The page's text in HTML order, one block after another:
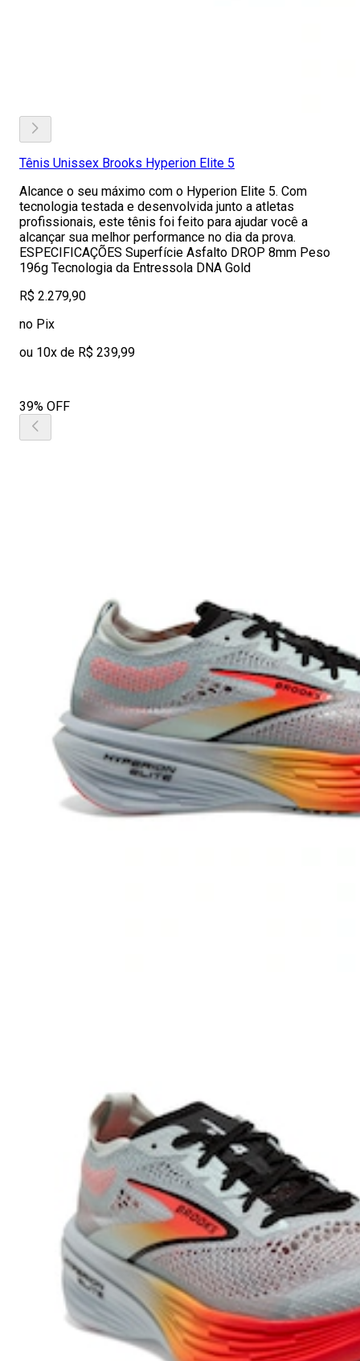
Tênis Unissex Brooks Hyperion Elite 5
Alcance o seu máximo com o Hyperion Elite 5. Com
tecnologia testada e desenvolvida junto a atletas
profissionais, este tênis foi feito para ajudar você a
alcançar sua melhor performance no dia da prova.
ESPECIFICAÇÕES Superfície Asfalto DROP 8mm Peso
196g Tecnologia da Entressola DNA Gold
R$ 2.279,90
no Pix
ou 10x de R$ 239,99
39% OFF